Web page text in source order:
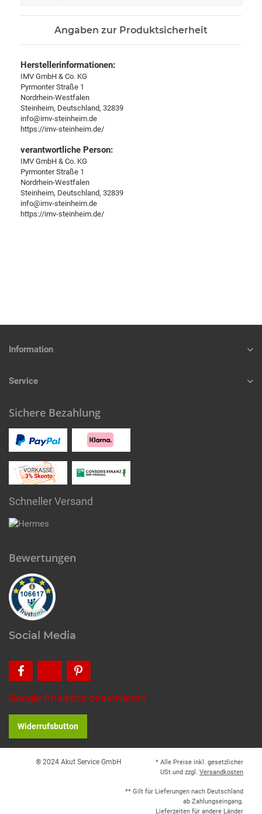
Angaben zur Produktsicherheit
Herstellerinformationen:
IMV GmbH & Co. KG
Pyrmonter Straße 1
Nordrhein-Westfalen
Steinheim, Deutschland, 32839
info@imv-steinheim.de
https://imv-steinheim.de/
verantwortliche Person:
IMV GmbH & Co. KG
Pyrmonter Straße 1
Nordrhein-Westfalen
Steinheim, Deutschland, 32839
info@imv-steinheim.de
https://imv-steinheim.de/
Information
Service
Sichere Bezahlung
Schneller Versand
Bewertungen
Social Media
Google Analytics deaktivieren
Widerrufsbutton
® 2024 Akut Service GmbH
* Alle Preise inkl. gesetzlicher
USt.und zzgl. Versandkosten
** Gilt für Lieferungen nach Deutschland
ab Zahlungseingang.
Lieferzeiten für andere Länder